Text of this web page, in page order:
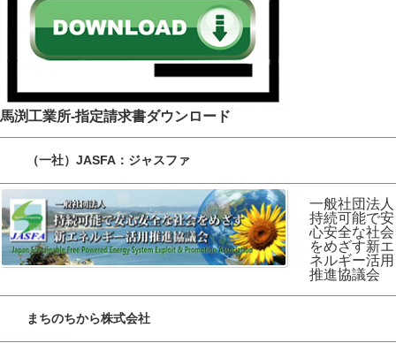
馬渕工業所-指定請求書ダウンロード
（一社）JASFA：ジャスファ
一般社団法人
持続可能で安
心安全な社会
をめざす新エ
ネルギー活用
推進協議会
まちのちから株式会社